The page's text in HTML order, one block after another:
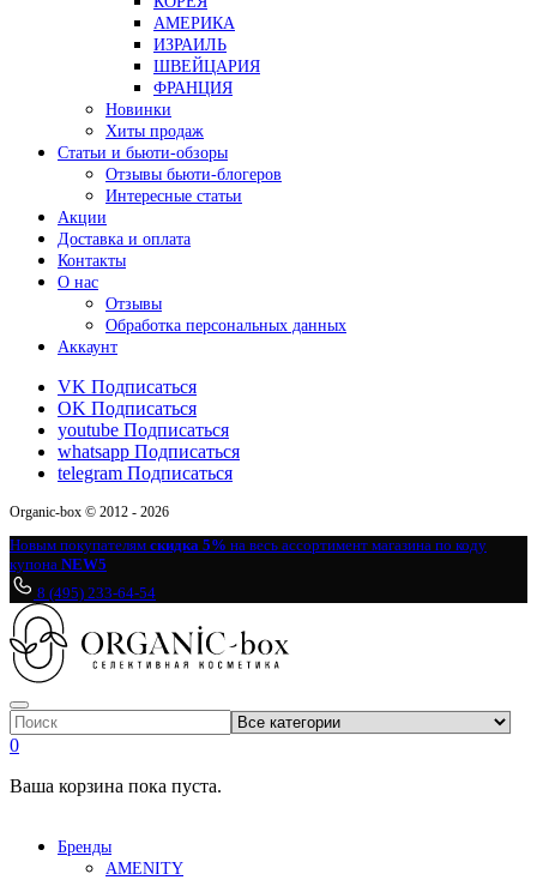
АМЕРИКА
ИЗРАИЛЬ
ШВЕЙЦАРИЯ
ФРАНЦИЯ
Новинки
Хиты продаж
Статьи и бьюти-обзоры
Отзывы бьюти-блогеров
Интересные статьи
Акции
Доставка и оплата
Контакты
О нас
Отзывы
Обработка персональных данных
Аккаунт
VK Подписаться
OK Подписаться
youtube Подписаться
whatsapp Подписаться
telegram Подписаться
Organic-box © 2012 - 2026
Новым покупателям скидка 5% на весь ассортимент магазина по коду
купона NEW5
8 (495) 233-64-54
0
Ваша корзина пока пуста.
Бренды
AMENITY